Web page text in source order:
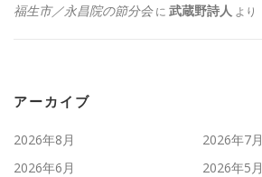
福生市／永昌院の節分会に 武蔵野詩人 より
アーカイブ
2026年8月
2026年7月
2026年6月
2026年5月